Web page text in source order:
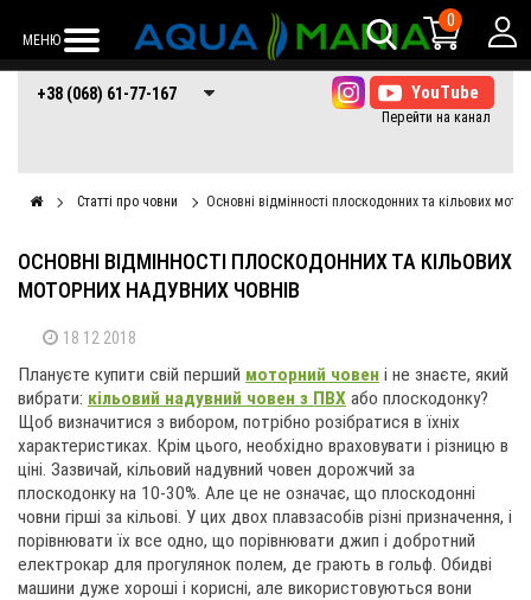
МЕНЮ
0
+38 (068) 61-77-
167
+38 (066) 61-77-+38 (073) 61-77-
167
+38 (068) 61-77-167
Статті про човни Основні відмінності плоскодонних та кільових
ОСНОВНІ ВІДМІННОСТІ ПЛОСКОДОННИХ ТА КІЛЬОВИХ
МОТОРНИХ НАДУВНИХ ЧОВНІВ
18 12 2018
Плануєте купити свій перший моторний човен і не знаєте, який
вибрати: кільовий надувний човен з ПВХ або плоскодонку?
Щоб визначитися з вибором, потрібно розібратися в їхніх
характеристиках. Крім цього, необхідно враховувати і різницю в
ціні. Зазвичай, кільовий надувний човен дорожчий за
плоскодонку на 10-30%. Але це не означає, що плоскодонні
човни гірші за кільові. У цих двох плавзасобів різні призначення, і
порівнювати їх все одно, що порівнювати джип і добротний
електрокар для прогулянок полем, де грають в гольф. Обидві
машини дуже хороші і корисні, але використовуються вони